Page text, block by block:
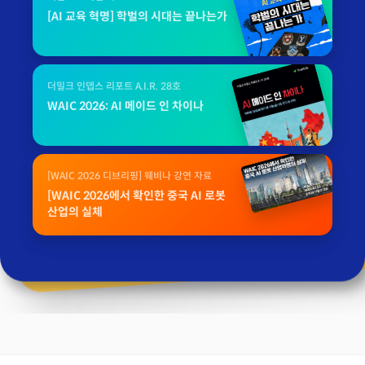
[AI 교육 혁명] 학벌의 시대는 끝나는가
더밀크 인뎁스 리포트 A.I.R. 28호
WAIC 2026: AI 메이드 인 차이나
[WAIC 2026 디브리핑] 웨비나 강연 자료
[WAIC 2026에서 확인한 중국 AI 로봇
산업의 실체